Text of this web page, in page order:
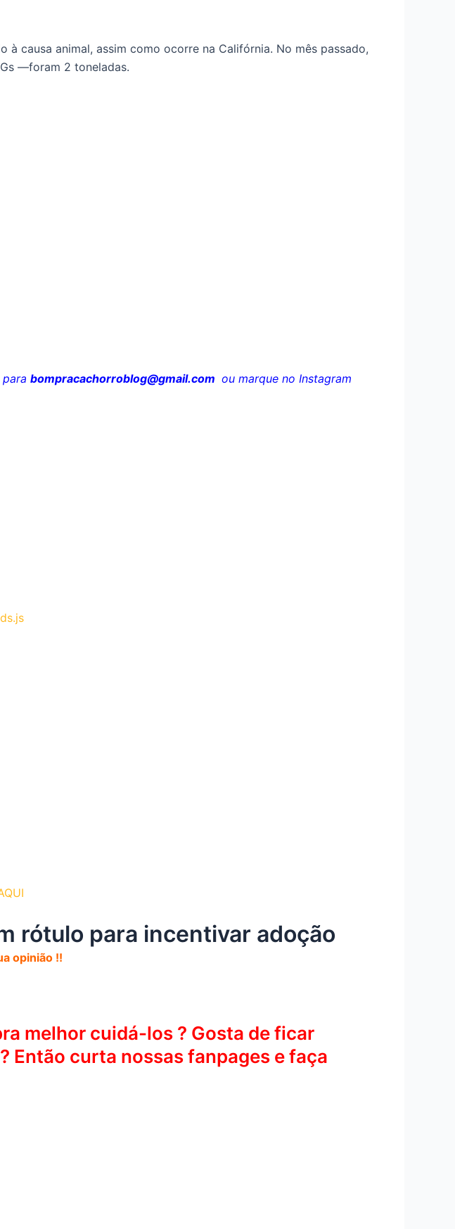
à causa animal, assim como ocorre na Califórnia. No mês passado,
—foram 2 toneladas.
bompracachorroblog@gmail.com ou marque no Instagram
rótulo para incentivar adoção
opinião !!
melhor cuidá-los ? Gosta de ficar
Então curta nossas fanpages e faça